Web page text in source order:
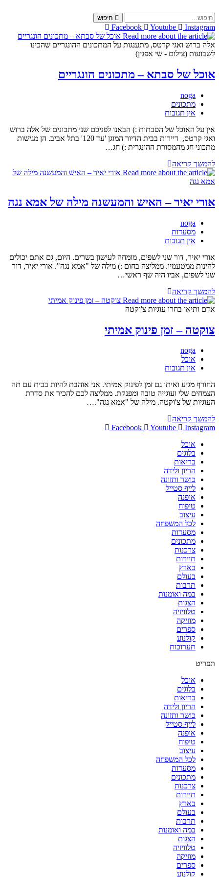
to
content
חיפוש
Facebook Youtube Instagram
אלה ברוש ואגי קרטס, מתענגות על המתכונים ההונגריים שהכינו
לשבועות (צילום - שי אפגין)
אוכל של סבתא – מתכונים הונגריים
מחבר:
noga
קטגוריה:
מתכונים
תגובות:
אין תגובות
אין על האוכל של הסבתות :) הבאנו לפניכם שני מתכונים של אלה ברוש
ואגי קרטס, דיירות בבית הדיור המוגן 'עד 120' בתל אביב. הן מגישות
מתכוני חג מהמסורת ההונגרית :) חג…
להמשך קריאהאוכל
של
מתכונים
הונגריים
אורי יאיר – האיש והמעשנה מילה של אמא נגה
מחבר:
noga
קטגוריה:
מסעדות
תגובות:
אין תגובות
אורי יאיר, דור שני לשפים, מומחה לעישון בשרים. היום, גם אתם יכולים
להינות ממטעמיו. ממליצה בחום :) מילה של "אמא נגה". אורי יאיר, דור
שני לשפים, אביו היה שף ראשי…
להמשך קריאהאורי
יאיר
–
והמעשנה
מילה
אדם ותיאו בחרו עוגיות צ'וקטה
צוקטה – זמן פינוק אמיתי
מחבר:
noga
קטגוריה:
אוכל
תגובות:
אין תגובות
החורף מגיע ואיתו גם זמן לפינוק אמיתי. אני אוהבת להיות בבית עם תה
הצמחים שלי ועוגייה טובה ומפנקת. ממליצה לכם להכיר את סדרת
העוגיות של צ'וקטה. מילה של "אמא נגה".…
להמשך קריאהצוקטה
–
Facebook Youtube
Instagram
אוכל
בלוגים
בריאות
הריון ולידה
כושר ותזונה
לייף סטייל
אופנה
טיפוח
עיצוב
לכל המשפחה
מסעדות
מתכונים
צרכנות
תיירות
בארץ
בעולם
תרבות
במה ואומנות
הצגות
טלוויזיה
מוזיקה
ספרים
קולנוע
תערוכות
תפריט
אוכל
בלוגים
בריאות
הריון ולידה
כושר ותזונה
לייף סטייל
אופנה
טיפוח
עיצוב
לכל המשפחה
מסעדות
מתכונים
צרכנות
תיירות
בארץ
בעולם
תרבות
במה ואומנות
הצגות
טלוויזיה
מוזיקה
ספרים
קולנוע